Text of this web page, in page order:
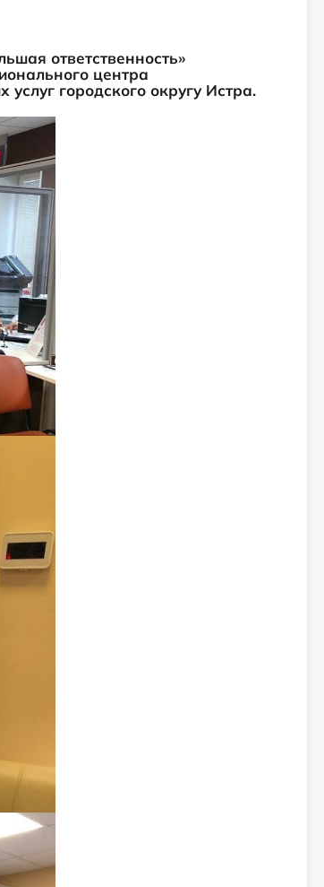
ответственность»
центра
городского округу Истра.